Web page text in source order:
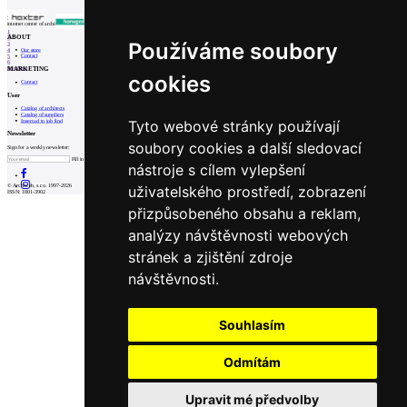
Používáme soubory
cookies
Tyto webové stránky používají
soubory cookies a další sledovací
nástroje s cílem vylepšení
uživatelského prostředí, zobrazení
přizpůsobeného obsahu a reklam,
analýzy návštěvnosti webových
stránek a zjištění zdroje
návštěvnosti.
Souhlasím
Odmítám
Upravit mé předvolby
1
2
3
4
5
6
PrevNext
internet center of architecture
ABOUT
Our store
Contact
MARKETING
Contact
User
Catalog of architects
Catalog of suppliers
Insert ad to job find
Newsletter
Sign for a weekly newsletter:
Fill in „nospam“
© Archiweb, s.r.o. 1997-2026
ISSN: 1801-3902